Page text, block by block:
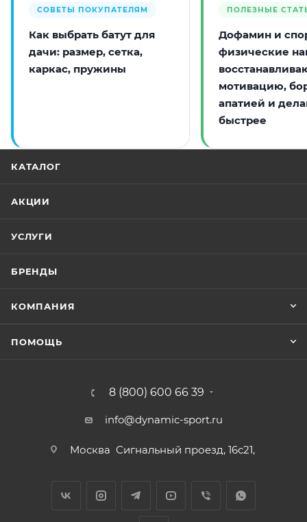
СОВЕТЫ ПОКУПАТЕЛЯМ
Как выбрать батут для
дачи: размер, сетка,
каркас, пружины
ПОЛЕЗНЫЕ
Дофамин и
физические
мотивацию,
апатией и
быстрее
КАТАЛОГ
АКЦИИ
УСЛУГИ
БРЕНДЫ
КОМПАНИЯ
ПОМОЩЬ
8 (800) 600 66 39
info@dynamic-sport.ru
Москва Сигнальный проезд, 16с21,